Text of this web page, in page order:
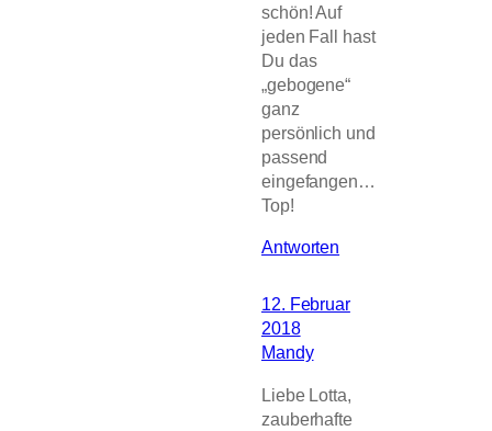
schön! Auf
jeden Fall hast
Du das
„gebogene“
ganz
persönlich und
passend
eingefangen…
Top!
Antworten
12. Februar
2018
Mandy
Liebe Lotta,
zauberhafte